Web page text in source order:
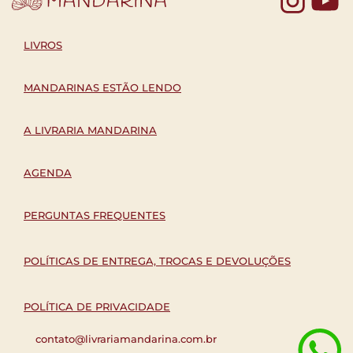
LIVROS
MANDARINAS ESTÃO LENDO
A LIVRARIA MANDARINA
AGENDA
PERGUNTAS FREQUENTES
POLÍTICAS DE ENTREGA, TROCAS E DEVOLUÇÕES
POLÍTICA DE PRIVACIDADE
contato@livrariamandarina.com.br